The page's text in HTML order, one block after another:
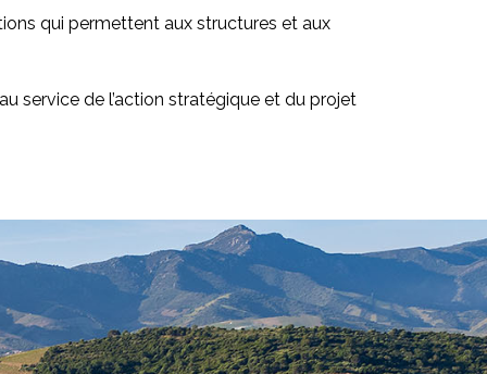
qui permettent aux structures et aux
service de l’action stratégique et du projet